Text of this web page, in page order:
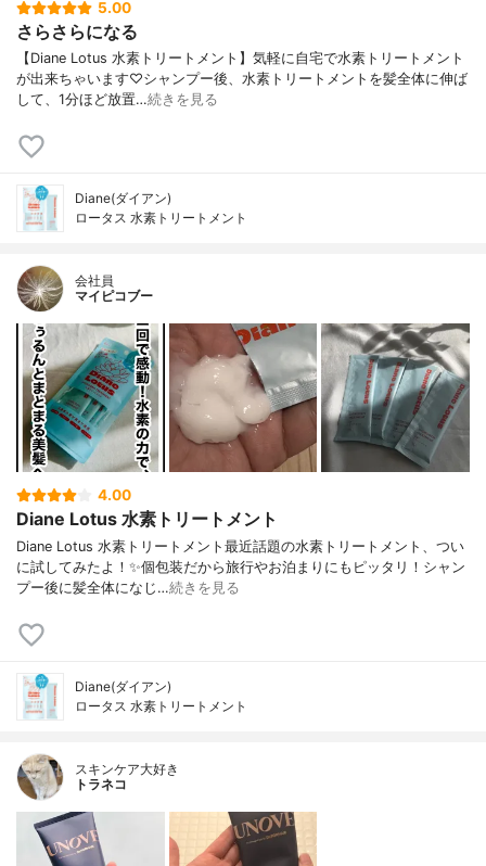
5.00
さらさらになる
【Diane Lotus 水素トリートメント】気軽に自宅で水素トリートメント
が出来ちゃいます♡シャンプー後、水素トリートメントを髪全体に伸ば
して、1分ほど放置…続きを見る
Diane(ダイアン)
ロータス 水素トリートメント
会社員
マイピコブー
4.00
Diane Lotus 水素トリートメント
Diane Lotus 水素トリートメント最近話題の水素トリートメント、つい
に試してみたよ！✨個包装だから旅行やお泊まりにもピッタリ！シャン
プー後に髪全体になじ…続きを見る
Diane(ダイアン)
ロータス 水素トリートメント
スキンケア大好き
トラネコ